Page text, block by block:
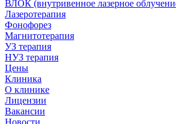
ВЛОК (внутривенное лазерное
Лазеротерапия
Фонофорез
Магнитотерапия
УЗ терапия
НУЗ терапия
Цены
Клиника
О клинике
Лицензии
Вакансии
Новости